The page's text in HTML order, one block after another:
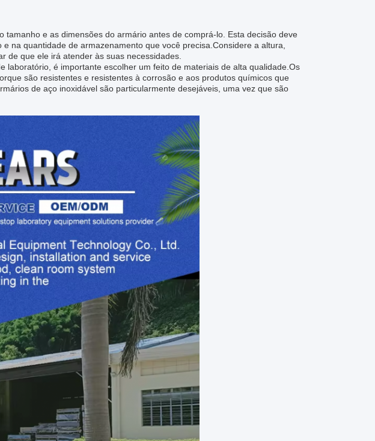
tamanho e as dimensões do armário antes de comprá-lo. Esta decisão deve
na quantidade de armazenamento que você precisa.Considere a altura,
de que ele irá atender às suas necessidades.
laboratório, é importante escolher um feito de materiais de alta qualidade.Os
são resistentes e resistentes à corrosão e aos produtos químicos que
de aço inoxidável são particularmente desejáveis, uma vez que são